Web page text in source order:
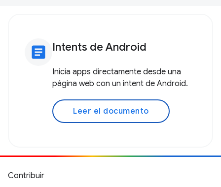
article Intents de Android
Inicia apps directamente desde una
página web con un intent de Android.
Leer el documento
Contribuir